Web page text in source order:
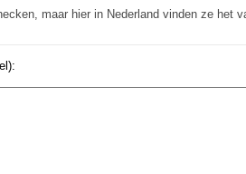
maar hier in Nederland vinden ze het